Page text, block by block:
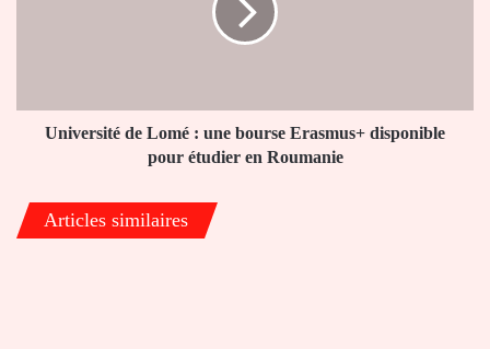
pour
étudierUniversité de Lomé : une bourse Erasmus+ disponible
pour étudier en Roumanie
Articles similaires